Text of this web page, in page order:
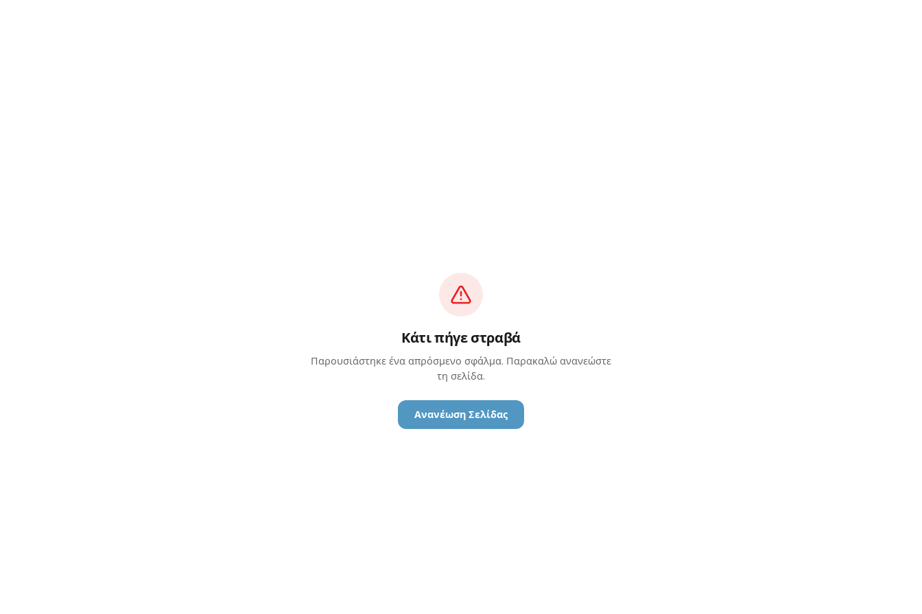
Κάτι πήγε στραβά
Παρουσιάστηκε ένα απρόσμενο σφάλμα. Παρακαλώ ανανεώστε
τη σελίδα.
Ανανέωση Σελίδας